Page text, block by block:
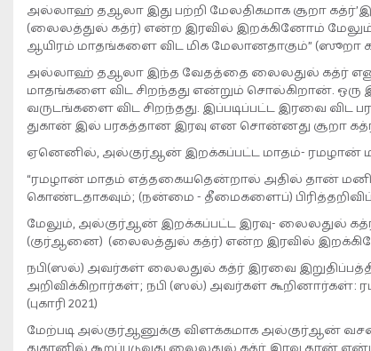
அல்லாஹ் தஆலா இது பற்றி மேலதிகமாக சூறா
(லைலத்துல் கத்ர்) என்ற இரவில் இறக்கினோம் மேலும்
ஆயிரம் மாதங்களை விட மிக மேலானதாகும்” (ஸூறா
அல்லாஹ் தஆலா இந்த வேதத்தை லைலதுல் கத்ர்
மாதங்களை விட சிறந்தது என்றும் சொல்கிறான். ஒரு
வருடங்களை விட சிறந்தது. இப்படிப்பட்ட இரவை விட
துகான் இல் பரகத்தான இரவு என சொன்னது சூறா
ஏனெனில், அல்குர்ஆன் இறக்கப்பட்ட மாதம்- ரமழான்
“ரமழான் மாதம் எத்தகையதென்றால் அதில் தான்
கொண்டதாகவும்; (நன்மை - தீமைகளைப்)
மேலும், அல்குர்ஆன் இறக்கப்பட்ட இரவு- லைலதுல்
(குர்ஆனை) (லைலத்துல் கத்ர்) என்ற இரவில்
நபி(ஸல்) அவர்கள் லைலதுல் கத்ர் இரவை
அறிவிக்கிறார்கள்; நபி (ஸல்) அவர்கள்
(புகாரி 2021)
மேற்படி அல்குர்ஆனுக்கு விளக்கமாக அல்குர்ஆன்
துகானில் கூறப்படுவது லைலதுல் கத்ர் இரவு தான்